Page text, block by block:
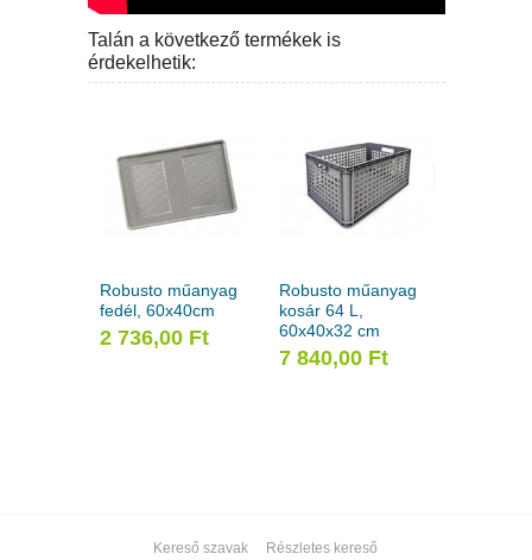
Talán a következő termékek is
érdekelhetik:
Robusto műanyag
fedél, 60x40cm
2 736,00 Ft
Robusto műanyag
kosár 64 L,
60x40x32 cm
7 840,00 Ft
Kereső szavak Részletes kereső